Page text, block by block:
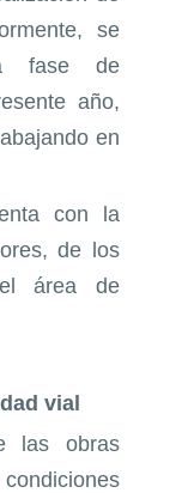
se
fase de
año,
en
con la
de los
área de
vial
las obras